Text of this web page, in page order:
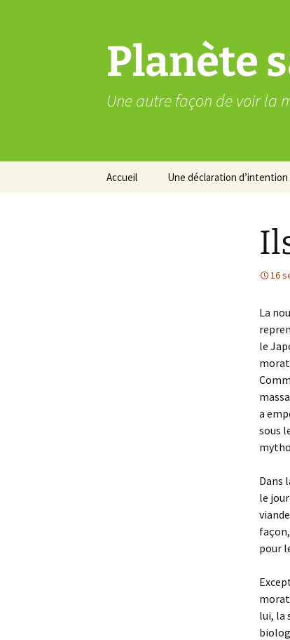
Planète
Une autre façon de voir la
Accueil Une déclaration d’intention
16
La
le
a
sous
Dans
le
pour
lui, la